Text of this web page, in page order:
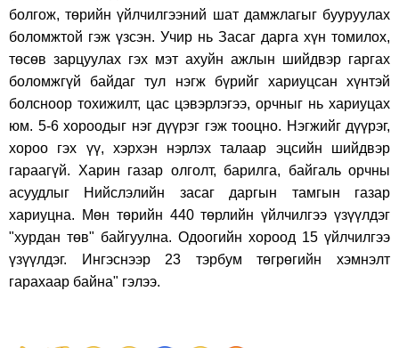
болгож, төрийн үйлчилгээний шат дамжлагыг бууруулах
боломжтой гэж үзсэн. Учир нь Засаг дарга хүн томилох,
төсөв зарцуулах гэх мэт ахуйн ажлын шийдвэр гаргах
боломжгүй байдаг тул нэгж бүрийг хариуцсан хүнтэй
болсноор тохижилт, цас цэвэрлэгээ, орчныг нь хариуцах
юм. 5-6 хороодыг нэг дүүрэг гэж тооцно. Нэгжийг дүүрэг,
хороо гэх үү, хэрхэн нэрлэх талаар эцсийн шийдвэр
гараагүй. Харин газар олголт, барилга, байгаль орчны
асуудлыг Нийслэлийн засаг даргын тамгын газар
хариуцна. Мөн төрийн 440 төрлийн үйлчилгээ үзүүлдэг
"хурдан төв" байгуулна. Одоогийн хороод 15 үйлчилгээ
үзүүлдэг. Ингэснээр 23 тэрбум төгрөгийн хэмнэлт
гарахаар байна" гэлээ.